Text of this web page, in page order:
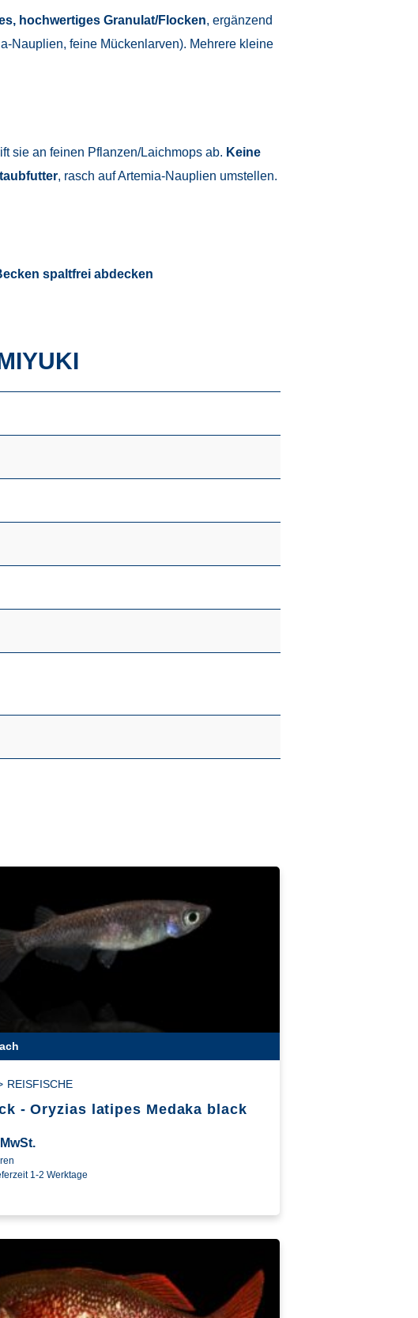
hochwertiges Granulat/Flocken, ergänzend
Nauplien, feine Mückenlarven). Mehrere kleine
sie an feinen Pflanzen/Laichmops ab. Keine
, rasch auf Artemia-Nauplien umstellen.
spaltfrei abdecken
REISFISCHE
- Oryzias latipes Medaka black
1-2 Werktage